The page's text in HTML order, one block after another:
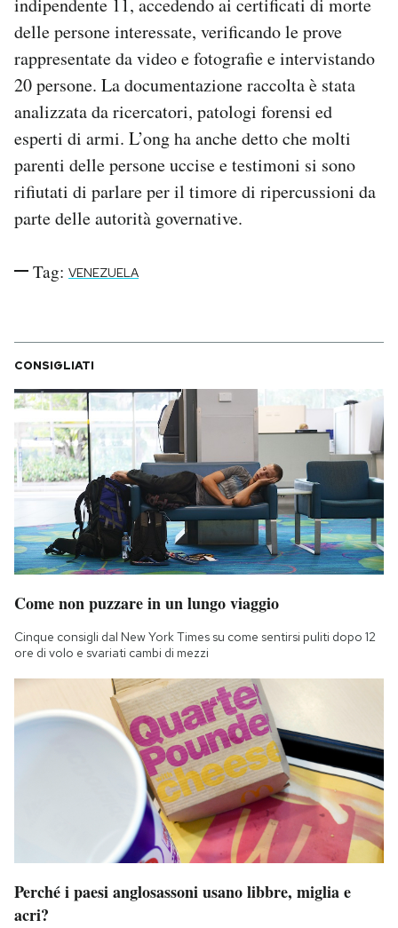
delle persone interessate, verificando le prove
rappresentate da video e fotografie e intervistando
20 persone. La documentazione raccolta è stata
analizzata da ricercatori, patologi forensi ed
esperti di armi. L’ong ha anche detto che molti
parenti delle persone uccise e testimoni si sono
rifiutati di parlare per il timore di ripercussioni da
parte delle autorità governative.
Tag: VENEZUELA
CONSIGLIATI
Come non puzzare in un lungo viaggio
Cinque consigli dal New York Times su come sentirsi puliti dopo 12
ore di volo e svariati cambi di mezzi
Perché i paesi anglosassoni usano libbre, miglia e
acri?